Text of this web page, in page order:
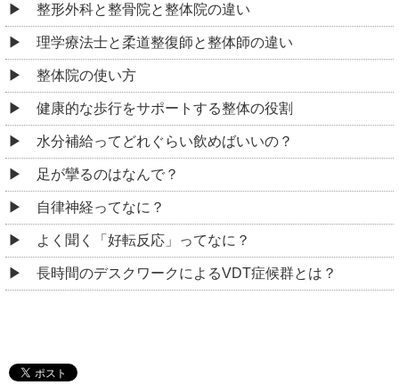
整形外科と整骨院と整体院の違い
理学療法士と柔道整復師と整体師の違い
整体院の使い方
健康的な歩行をサポートする整体の役割
水分補給ってどれぐらい飲めばいいの？
足が攣るのはなんで？
自律神経ってなに？
よく聞く「好転反応」ってなに？
長時間のデスクワークによるVDT症候群とは？